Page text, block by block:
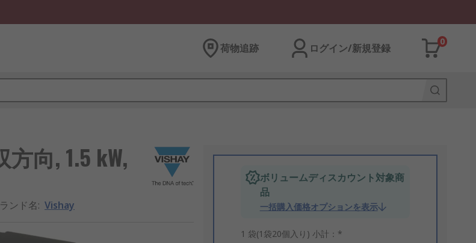
荷物追跡 ログイン/新規登録
0
向, 1.5 kW,
ンド名: Vishay
ボリュームディスカウント対象商
品
一括購入価格オプションを表示
1 袋(1袋20個入り) 小計：*